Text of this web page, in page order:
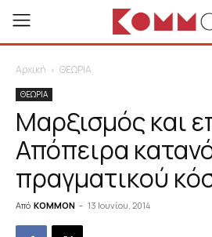
Αρχική ΘΕΩΡΙΑ
ΘΕΩΡΙΑ
Μαρξισμός και
Απόπειρα
πραγματικού
Από KOMMON - 13 Ιουνίου, 2014